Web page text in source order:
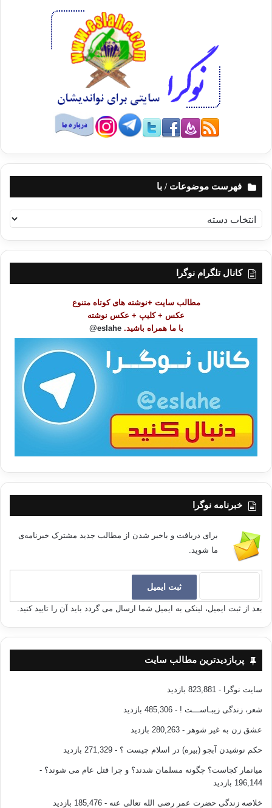
فهرست موضوعات / با
ه
ر
کانال تلگرام نوگرا
مطالب سایت +نوشته های کوتاه متنوع
عکس + کلیپ + عکس نوشته
با ما همراه باشید. eslahe@
خبرنامه نوگرا
برای دریافت و باخبر شدن از مطالب جدید مشترک خبرنامه‌ی
ما شوید.
بعد از ثبت ایمیل، لینکی به ایمیل شما ارسال می گردد باید آن را تایید کنید.
پربازدیدترین مطالب سایت
سایت نوگرا - 823,881 بازدید
شعر، زندگی زیبـاســـت ! - 485,306 بازدید
عشق زن به غیر شوهر - 280,263 بازدید
حکم نوشیدن آبجو (بیره) در اسلام چیست ؟ - 271,329 بازدید
میانمار کجاست؟ چگونه مسلمان شدند؟ و چرا قتل عام می شوند؟ -
196,144 بازدید
خلاصه زندگی حضرت عمر رضی الله تعالی عنه - 185,476 بازدید